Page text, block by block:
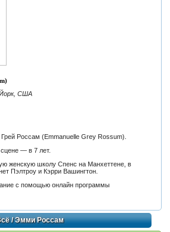
США
Россам (Emmanuelle Grey Rossum).
— в 7 лет.
женскую школу Спенс на Манхеттене, в
Пэлтроу и Кэрри Вашингтон.
с помощью онлайн программы
/ Эмми Россам